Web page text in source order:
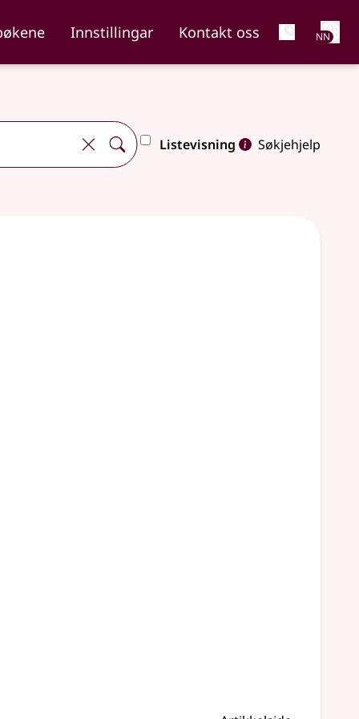
Innstillingar Kontakt oss NN
Listevisning Søkjehjelp